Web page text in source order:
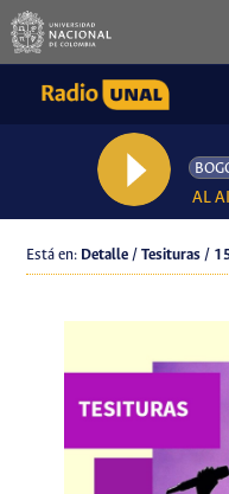
AL
Está en: Detalle / Tesituras /